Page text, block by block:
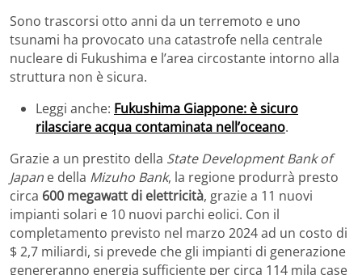
Sono trascorsi otto anni da un terremoto e uno
tsunami ha provocato una catastrofe nella centrale
nucleare di Fukushima e l’area circostante intorno alla
struttura non è sicura.
Leggi anche: Fukushima Giappone: è sicuro
rilasciare acqua contaminata nell’oceano.
Grazie a un prestito della State Development Bank of
Japan e della Mizuho Bank, la regione produrrà presto
circa 600 megawatt di elettricità, grazie a 11 nuovi
impianti solari e 10 nuovi parchi eolici. Con il
completamento previsto nel marzo 2024 ad un costo di
$ 2,7 miliardi, si prevede che gli impianti di generazione
genereranno energia sufficiente per circa 114 mila case